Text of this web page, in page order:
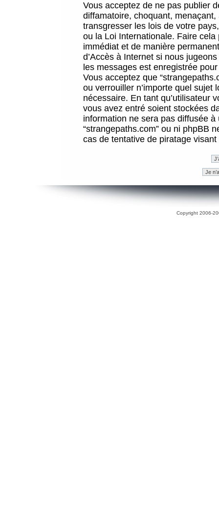
Vous acceptez de ne pas publier
diffamatoire, choquant,
transgresser les lois de votre
ou la Loi Internationale. Faire
immédiat et de manière
d’Accès à Internet si nous
les messages est enregistrée
Vous acceptez que
ou verrouiller n’importe quel sujet
nécessaire. En tant qu’utilisateur
vous avez entré soient stockées
information ne sera pas diffusée
“strangepaths.com” ou ni phpBB
cas de tentative de piratage
Copyright 2006-